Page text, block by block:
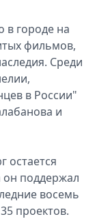
в городе на
фильмов,
Среди
в России"
и
остается
он поддержал
восемь
проектов.